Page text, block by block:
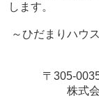
します。
～ひだまりハウ
〒305-
株式